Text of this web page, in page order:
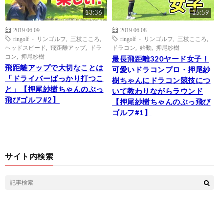
13:36
2019.06.09
ringolf - リンゴルフ
三枝こころ
ヘッドスピード
飛距離アップ,
ドラ
コン
押尾紗樹
飛距離アップで大切なことは
「ドライバーばっかり打つこ
と」【押尾紗樹ちゃんのぶっ
飛びゴルフ#2】
15:59
2019.06.08
ringolf - リンゴルフ
三枝こころ
ドラコン
始動 押尾紗樹
最長飛距離320ヤード女子！
可愛いドラコンプロ・押尾紗
樹ちゃんにドラコン競技につ
いて教わりながらラウンド
【押尾紗樹ちゃんのぶっ飛び
ゴルフ#1】
サイト内検索